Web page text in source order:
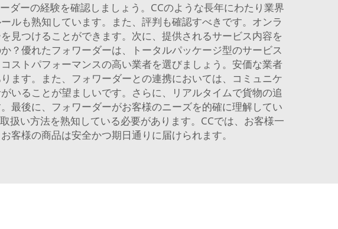
ーの経験を確認しましょう。CCのような長年にわたり業界
ルも熟知しています。また、評判も確認すべきです。オンラ
見つけることができます。次に、提供されるサービス内容を
？優れたフォワーダーは、トータルパッケージ型のサービス
ストパフォーマンスの高い業者を選びましょう。安価な業者
ます。また、フォワーダーとの連携においては、コミュニケ
いることが望ましいです。さらに、リアルタイムで貨物の追
最後に、フォワーダーがお客様のニーズを的確に理解してい
扱い方法を熟知している必要があります。CCでは、お客様一
客様の商品は安全かつ期日通りに届けられます。